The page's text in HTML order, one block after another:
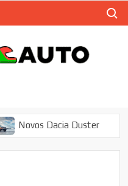
Novos Dacia Duster